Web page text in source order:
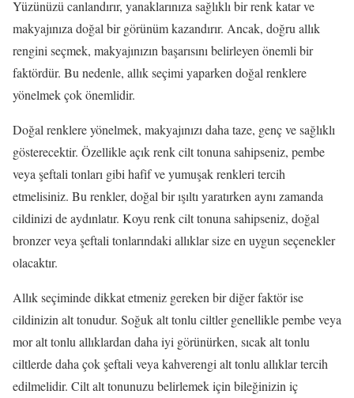
Yüzünüzü canlandırır, yanaklarınıza sağlıklı bir renk katar ve
makyajınıza doğal bir görünüm kazandırır. Ancak, doğru allık
rengini seçmek, makyajınızın başarısını belirleyen önemli bir
faktördür. Bu nedenle, allık seçimi yaparken doğal renklere
yönelmek çok önemlidir.
Doğal renklere yönelmek, makyajınızı daha taze, genç ve sağlıklı
gösterecektir. Özellikle açık renk cilt tonuna sahipseniz, pembe
veya şeftali tonları gibi hafif ve yumuşak renkleri tercih
etmelisiniz. Bu renkler, doğal bir ışıltı yaratırken aynı zamanda
cildinizi de aydınlatır. Koyu renk cilt tonuna sahipseniz, doğal
bronzer veya şeftali tonlarındaki allıklar size en uygun seçenekler
olacaktır.
Allık seçiminde dikkat etmeniz gereken bir diğer faktör ise
cildinizin alt tonudur. Soğuk alt tonlu ciltler genellikle pembe veya
mor alt tonlu allıklardan daha iyi görünürken, sıcak alt tonlu
ciltlerde daha çok şeftali veya kahverengi alt tonlu allıklar tercih
edilmelidir. Cilt alt tonunuzu belirlemek için bileğinizin iç